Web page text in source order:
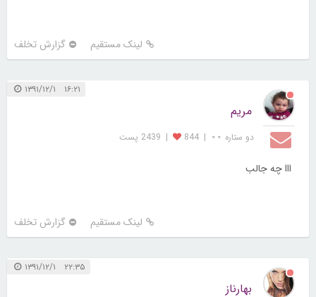
لینک مستقیم گزارش تخلف
۱۶:۲۱ ۱۳۹۱/۱۲/۱
مریم
دو ستاره ⋆⋆ |
844
| 2439 پست
ااا چه جالب
لینک مستقیم گزارش تخلف
۲۲:۳۵ ۱۳۹۱/۱۲/۱
بهارناز